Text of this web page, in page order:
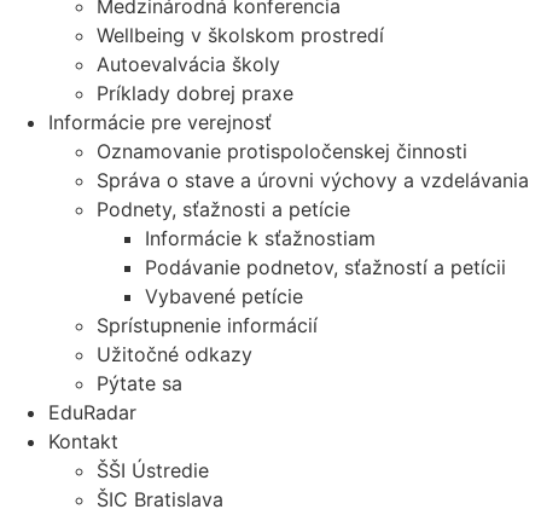
Medzinárodná konferencia
Wellbeing v školskom prostredí
Autoevalvácia školy
Príklady dobrej praxe
Informácie pre verejnosť
Oznamovanie protispoločenskej činnosti
Správa o stave a úrovni výchovy a vzdelávania
Podnety, sťažnosti a petície
Informácie k sťažnostiam
Podávanie podnetov, sťažností a petícii
Vybavené petície
Sprístupnenie informácií
Užitočné odkazy
Pýtate sa
EduRadar
Kontakt
ŠŠI Ústredie
ŠIC Bratislava